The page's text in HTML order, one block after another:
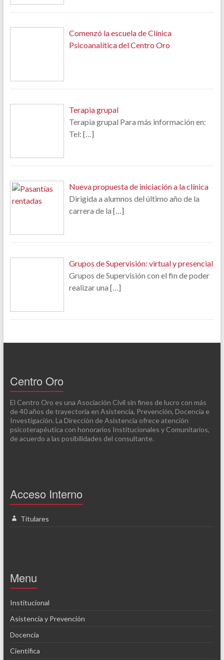
Comenzó la escuela de Clínica
Psicoanalítica del Centro Oro
Terapia grupal
Terapia grupal Para más información en:
Tel: […]
Nueva propuesta de iniciación a la clínica
Dirigida a alumnos del último año de la
carrera de la […]
Grupos de Supervisión: virtual y presencial
Grupos de Supervisión con el fin de poder
realizar una […]
Centro Oro
El Centro Oro es una Asociación Civil sin fines de lucro con más
de 40 años de trayectoria en Asistencia, Prevención, Docencia e
Investigación. La Dirección de Asistencia ofrece atención
psicoterapéutica con honorarios Institucionales y Comunitarios,
de acuerdo a las posibilidades del consultante.
Acceso Interno
Titulares
Menu
Institucional
Asistencia y Prevención
Docencia
Científica